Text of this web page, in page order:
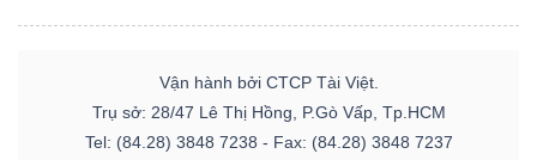
Vận hành bởi CTCP Tài Việt.
Trụ sở: 28/47 Lê Thị Hồng, P.Gò Vấp, Tp.HCM
Tel: (84.28) 3848 7238 - Fax: (84.28) 3848 7237